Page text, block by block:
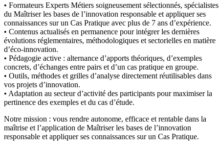
• Formateurs Experts Métiers soigneusement sélectionnés, spécialistes
du Maîtriser les bases de l’innovation responsable et appliquer ses
connaissances sur un Cas Pratique avec plus de 7 ans d’expérience.
• Contenus actualisés en permanence pour intégrer les dernières
évolutions réglementaires, méthodologiques et sectorielles en matière
d’éco-innovation.
• Pédagogie active : alternance d’apports théoriques, d’exemples
concrets, d’échanges entre pairs et d’un cas pratique en groupe.
• Outils, méthodes et grilles d’analyse directement réutilisables dans
vos projets d’innovation.
• Adaptation au secteur d’activité des participants pour maximiser la
pertinence des exemples et du cas d’étude.
Notre mission : vous rendre autonome, efficace et rentable dans la
maîtrise et l’application de Maîtriser les bases de l’innovation
responsable et appliquer ses connaissances sur un Cas Pratique.